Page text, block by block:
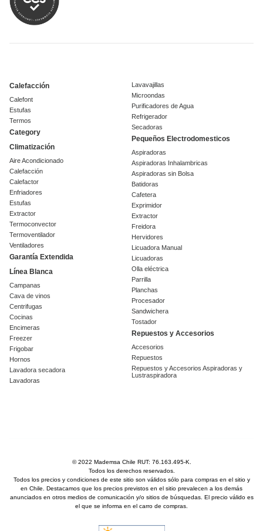
Calefacción
Calefont
Estufas
Termos
Category
Climatización
Aire Acondicionado
Calefacción
Calefactor
Enfriadores
Estufas
Extractor
Termoconvector
Termoventilador
Ventiladores
Garantía Extendida
Línea Blanca
Campanas
Cava de vinos
Centrifugas
Cocinas
Encimeras
Freezer
Frigobar
Hornos
Lavadora secadora
Lavadoras
Lavavajillas
Microondas
Purificadores de Agua
Refrigerador
Secadoras
Pequeños Electrodomesticos
Aspiradoras
Aspiradoras Inhalambricas
Aspiradoras sin Bolsa
Batidoras
Cafetera
Exprimidor
Extractor
Freidora
Hervidores
Licuadora Manual
Licuadoras
Olla eléctrica
Parrilla
Planchas
Procesador
Sandwichera
Tostador
Repuestos y Accesorios
Accesorios
Repuestos
Repuestos y Accesorios Aspiradoras y
Lustraspiradora
© 2022 Mademsa Chile RUT: 76.163.495-K.
Todos los derechos reservados.
Todos los precios y condiciones de este sitio son válidos sólo para compras en el sitio y
en Chile. Destacamos que los precios previstos en el sitio prevalecen a los demás
anunciados en otros medios de comunicación y/o sitios de búsquedas. El precio válido es
el que se informa en el carro de compras.